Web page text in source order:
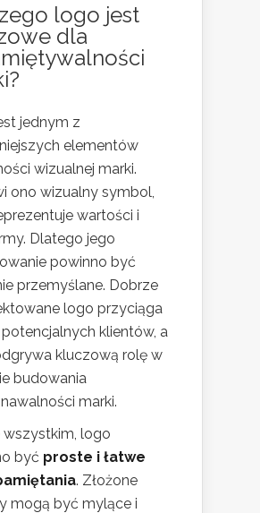
logo jest
dla
jednym z
elementów
wizualnej marki.
ono wizualny symbol,
wartości i
Dlatego jego
powinno być
przemyślane. Dobrze
logo przyciąga
klientów, a
kluczową rolę w
budowania
marki.
wszystkim, logo
być proste i łatwe
. Złożone
mogą być mylące i